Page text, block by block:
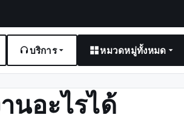
บริการ หมวดหมู่ทั้งหมด
นอะไรได้